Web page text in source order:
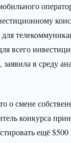
для
всего
в среду
о смене
конкурса
ещё